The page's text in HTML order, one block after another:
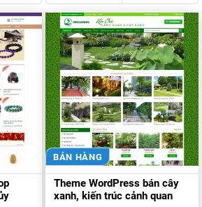
BÁN HÀNG
Theme WordPress bán cây
xanh, kiến trúc cảnh quan